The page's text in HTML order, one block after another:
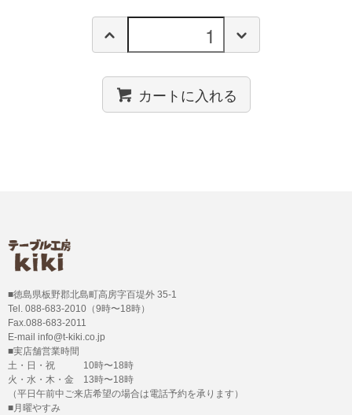
カートに入れる
■徳島県板野郡北島町高房字百堤外 35-1
Tel. 088-683-2010（9時〜18時）
Fax.088-683-2011
E-mail info@t-kiki.co.jp
■実店舗営業時間
土・日・祝 10時〜18時
火・水・木・金 13時〜18時
（平日午前中ご来店希望の場合は電話予約を承ります）
■月曜やすみ